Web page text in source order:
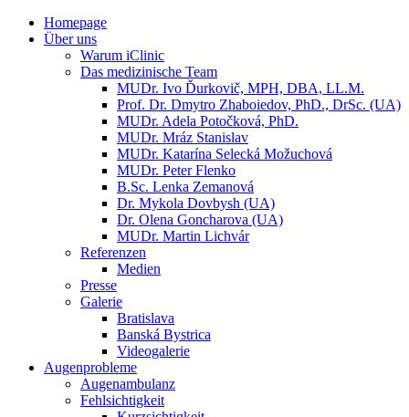
Homepage
Über uns
Warum iClinic
Das medizinische Team
MUDr. Ivo Ďurkovič, MPH, DBA, LL.M.
Prof. Dr. Dmytro Zhaboiedov, PhD., DrSc. (UA)
MUDr. Adela Potočková, PhD.
MUDr. Mráz Stanislav
MUDr. Katarína Selecká Možuchová
MUDr. Peter Flenko
B.Sc. Lenka Zemanová
Dr. Mykola Dovbysh (UA)
Dr. Olena Goncharova (UA)
MUDr. Martin Lichvár
Referenzen
Medien
Presse
Galerie
Bratislava
Banská Bystrica
Videogalerie
Augenprobleme
Augenambulanz
Fehlsichtigkeit